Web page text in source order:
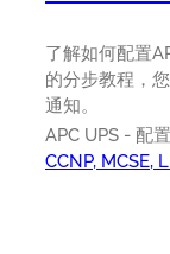
了解如何配置
的分步教程，
通知。
APC UPS - 配
CCNP, MCSE,